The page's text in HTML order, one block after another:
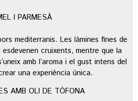
I PARMESÀ
mediterranis. Les làmines fines de
cruixents, mentre que la
amb l’aroma i el gust intens del
una experiència única.
AMB OLI DE TÒFONA